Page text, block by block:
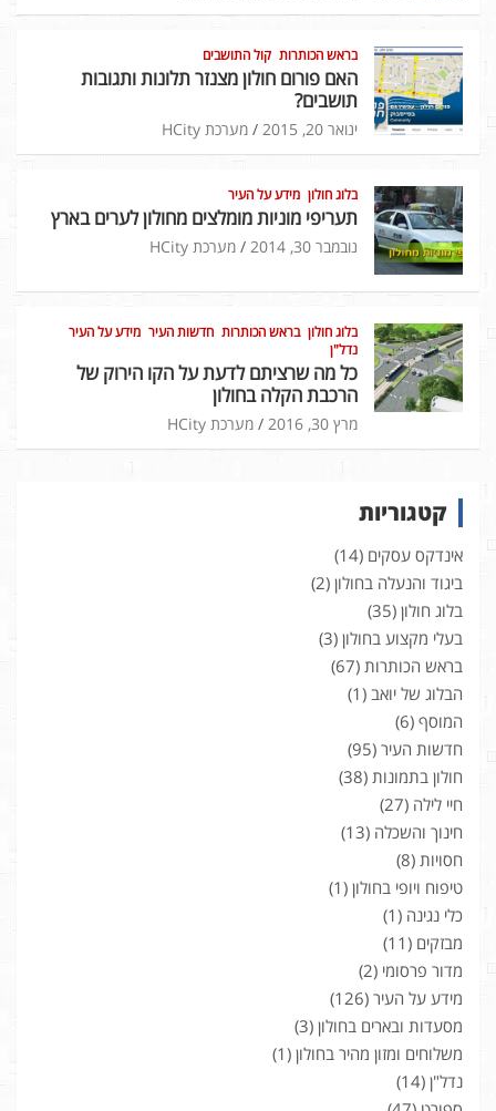
בראש הכותרות קול התושבים
האם פורום חולון מצנזר תלונות ותגובות
תושבים?
ינואר 20, 2015 מערכת HCity
בלוג חולון מידע על העיר
תעריפי מוניות מומלצים מחולון לערים בארץ
נובמבר 30, 2014 מערכת HCity
בלוג חולון בראש הכותרות חדשות העיר מידע על העיר
נדל"ן
כל מה שרציתם לדעת על הקו הירוק של
הרכבת הקלה בחולון
מרץ 30, 2016 מערכת HCity
קטגוריות
אינדקס עסקים (14)
ביגוד והנעלה בחולון (2)
בלוג חולון (35)
בעלי מקצוע בחולון (3)
בראש הכותרות (67)
הבלוג של יואב (1)
המוסף (6)
חדשות העיר (95)
חולון בתמונות (38)
חיי לילה (27)
חינוך והשכלה (13)
חסויות (8)
טיפוח ויופי בחולון (1)
כלי נגינה (1)
מבזקים (11)
מדור פרסומי (2)
מידע על העיר (126)
מסעדות ובארים בחולון (3)
משלוחים ומזון מהיר בחולון (1)
נדל"ן (14)